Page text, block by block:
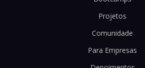
Projetos
Comunidade
Para Empresas